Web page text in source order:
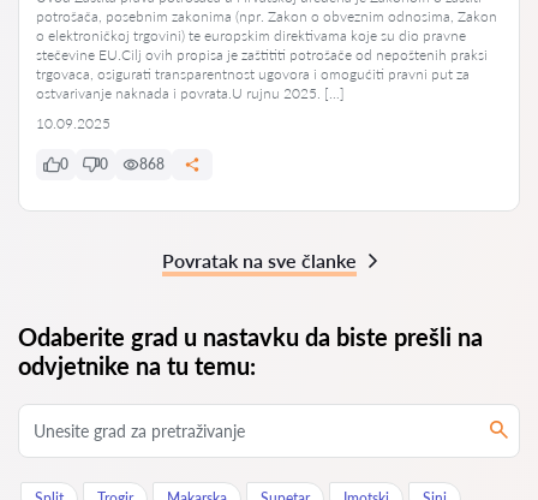
potrošača, posebnim zakonima (npr. Zakon o obveznim odnosima, Zakon
o elektroničkoj trgovini) te europskim direktivama koje su dio pravne
stečevine EU.Cilj ovih propisa je zaštititi potrošače od nepoštenih praksi
trgovaca, osigurati transparentnost ugovora i omogućiti pravni put za
ostvarivanje naknada i povrata.U rujnu 2025. […]
10.09.2025
0 0 868
Povratak na sve članke
Odaberite grad u nastavku da biste prešli na
odvjetnike na tu temu: